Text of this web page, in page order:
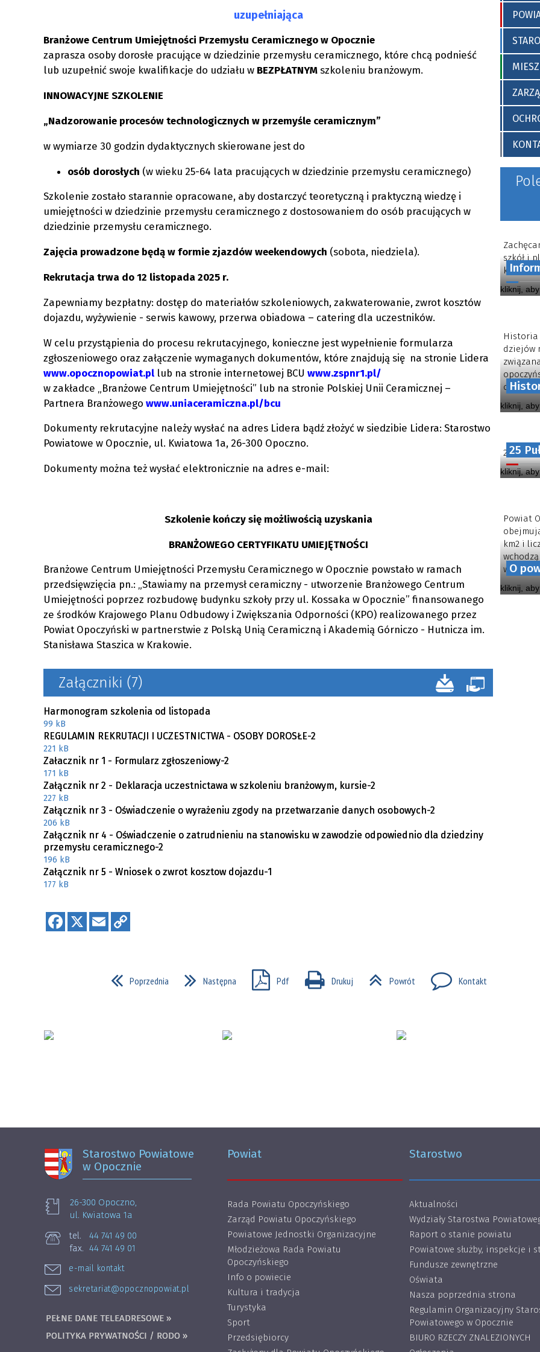
„Standardów ochrony
w Starostwie Powiatowym w
uzupełniająca
Branżowe Centrum Umiejętności Przemysłu Ceramicznego w Opocznie
zaprasza osoby dorosłe pracujące w dziedzinie przemysłu ceramicznego, które chcą podnieść
lub uzupełnić swoje kwalifikacje do udziału w BEZPŁATNYM szkoleniu branżowym.
INNOWACYJNE SZKOLENIE
„Nadzorowanie procesów technologicznych w przemyśle ceramicznym”
w wymiarze 30 godzin dydaktycznych skierowane jest do
osób dorosłych (w wieku 25-64 lata pracujących w dziedzinie przemysłu ceramicznego)
Szkolenie zostało starannie opracowane, aby dostarczyć teoretyczną i praktyczną wiedzę i
umiejętności w dziedzinie przemysłu ceramicznego z dostosowaniem do osób pracujących w
dziedzinie przemysłu ceramicznego.
Zajęcia prowadzone będą w formie zjazdów weekendowych (sobota, niedziela).
Rekrutacja trwa do 12 listopada 2025 r.
Zapewniamy bezpłatny: dostęp do materiałów szkoleniowych, zakwaterowanie, zwrot kosztów
dojazdu, wyżywienie - serwis kawowy, przerwa obiadowa – catering dla uczestników.
W celu przystąpienia do procesu rekrutacyjnego, konieczne jest wypełnienie formularza
zgłoszeniowego oraz załączenie wymaganych dokumentów, które znajdują się na stronie Lidera
www.opocznopowiat.pl lub na stronie internetowej BCU www.zspnr1.pl/
w zakładce „Branżowe Centrum Umiejętności” lub na stronie Polskiej Unii Ceramicznej –
Partnera Branżowego www.uniaceramiczna.pl/bcu
Dokumenty rekrutacyjne należy wysłać na adres Lidera bądź złożyć w siedzibie Lidera: Starostwo
Powiatowe w Opocznie, ul. Kwiatowa 1a, 26-300 Opoczno.
Dokumenty można też wysłać elektronicznie na adres e-mail:
Szkolenie kończy się możliwością uzyskania
BRANŻOWEGO CERTYFIKATU UMIEJĘTNOŚCI
Branżowe Centrum Umiejętności Przemysłu Ceramicznego w Opocznie powstało w ramach
przedsięwzięcia pn.: „Stawiamy na przemysł ceramiczny - utworzenie Branżowego Centrum
Umiejętności poprzez rozbudowę budynku szkoły przy ul. Kossaka w Opocznie” finansowanego
ze środków Krajowego Planu Odbudowy i Zwiększania Odporności (KPO) realizowanego przez
Powiat Opoczyński w partnerstwie z Polską Unią Ceramiczną i Akademią Górniczo - Hutnicza im.
Stanisława Staszica w Krakowie.
Załączniki (7)
Harmonogram szkolenia od listopada
99 kB
REGULAMIN REKRUTACJI I UCZESTNICTWA - OSOBY DOROSŁE-2
221 kB
Załacznik nr 1 - Formularz zgłoszeniowy-2
171 kB
Załącznik nr 2 - Deklaracja uczestnictawa w szkoleniu branżowym, kursie-2
227 kB
Załącznik nr 3 - Oświadczenie o wyrażeniu zgody na przetwarzanie danych osobowych-2
206 kB
Załącznik nr 4 - Oświadczenie o zatrudnieniu na stanowisku w zawodzie odpowiednio dla dziedziny
przemysłu ceramicznego-2
196 kB
Załącznik nr 5 - Wniosek o zwrot kosztow dojazdu-1
177 kB
Poprzednia Następna Pdf Drukuj Powrót Kontakt
szkół i
kliknij,
Historia
dziejów
kliknij,
25
25 Pułk
kliknij,
O
Powiat
km2 i
kliknij,
Starostwo Powiatowe
w Opocznie
26-300 Opoczno,
ul. Kwiatowa 1a
tel.
44 741 49 00
fax. 44 741 49 01
e-mail kontakt
sekretariat@opocznopowiat.pl
PEŁNE DANE TELEADRESOWE »
POLITYKA PRYWATNOŚCI / RODO »
Powiat
Rada Powiatu Opoczyńskiego
Zarząd Powiatu Opoczyńskiego
Powiatowe Jednostki Organizacyjne
Młodzieżowa Rada Powiatu
Opoczyńskiego
Info o powiecie
Kultura i tradycja
Turystyka
Sport
Przedsiębiorcy
Starostwo
Aktualności
Wydziały Starostwa
Raport o stanie powiatu
Powiatowe służby, inspekcje i
Fundusze zewnętrzne
Oświata
Nasza poprzednia strona
Regulamin Organizacyjny
Powiatowego w Opocznie
BIURO RZECZY ZNALEZIONYCH